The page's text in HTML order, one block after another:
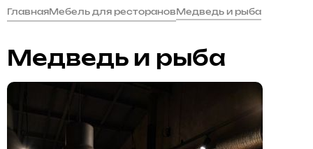
ГлавнаяМебель для ресторанов Медведь и рыба
Медведь и рыба